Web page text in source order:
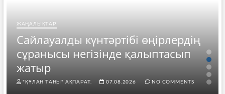
ЖАҢАЛЫҚТАР
Сайлауалды күнтәртібі өңірлердің
сұранысы негізінде қалыптасып
жатыр
"ҚҰЛАН ТАҢЫ" АҚПАРАТ. 07.08.2026 NO COMMENTS